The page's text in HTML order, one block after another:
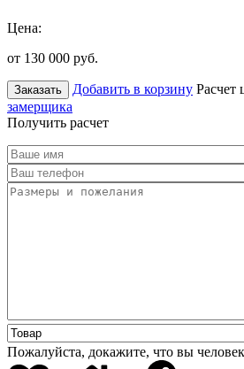
Цена:
от 130 000 руб.
Заказать Добавить в корзину Расчет
замерщика
Получить расчет
Пожалуйста, докажите, что вы